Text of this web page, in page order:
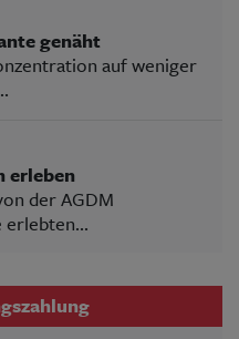
genäht
auf weniger
erleben
der AGDM